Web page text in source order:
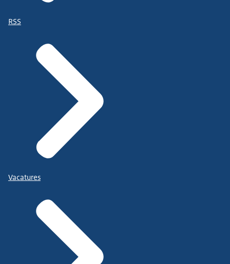
RSS
Vacatures